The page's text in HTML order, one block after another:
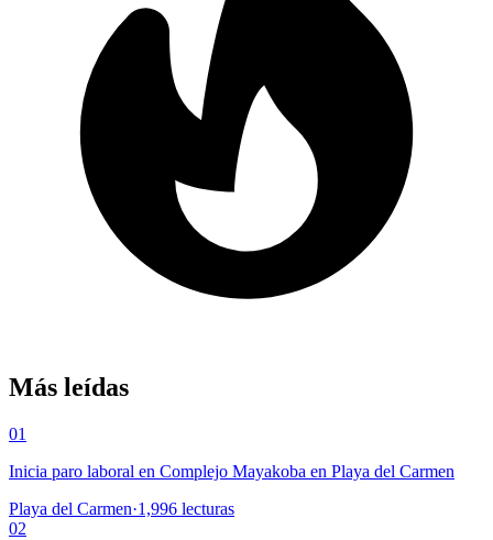
Más leídas
01
Inicia paro laboral en Complejo Mayakoba en Playa del Carmen
Playa del Carmen·1,996 lecturas
02